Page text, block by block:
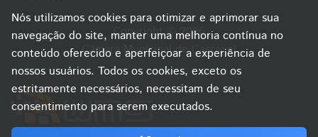
Copyright © 2026
Câmara Municipal de Cascavel
Nós utilizamos cookies para otimizar e aprimorar sua
navegação do site, manter uma melhoria contínua no
conteúdo oferecido e aperfeiçoar a experiência de
nossos usuários. Todos os cookies, exceto os
estritamente necessários, necessitam de seu
consentimento para serem executados.